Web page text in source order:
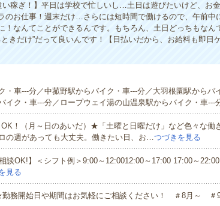
い稼ぎ！】平日は学校で忙しいし…土日は遊びたいけど、お
のお仕事！週末だけ…さらには短時間で働けるので、午前中
！なんてことができるんです。もちろん、土日どっちもなん
ときだけ”だって良いんです！【日払いだから、お給料も即日
・車---分／中菰野駅からバイク・車---分／大羽根園駅からバ
イク・車---分／ロープウェイ湯の山温泉駅からバイク・車---
！（月～日のあいだ）★「土曜と日曜だけ」など色々な働
の週があっても大丈夫。働きたい日、お…つづきを見る
談OK!】＜シフト例＞9:00～12:0012:00～17:00 17:00～
見る
務開始日や期間はお気軽にご相談ください！ ＃8月～ ＃9